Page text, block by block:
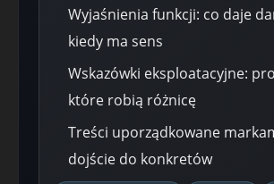
Wyjaśnienia funkcji: co daje
kiedy ma sens
Wskazówki eksploatacyjne:
które robią różnicę
Treści uporządkowane
dojście do konkretów